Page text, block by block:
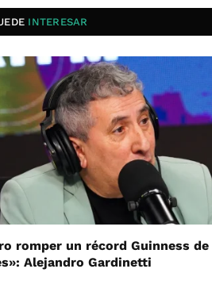
INTERESAR
romper un récord Guinness de
Alejandro Gardinetti